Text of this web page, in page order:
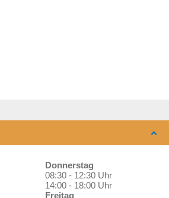
Donnerstag
08:30 - 12:30 Uhr
14:00 - 18:00 Uhr
Freitag